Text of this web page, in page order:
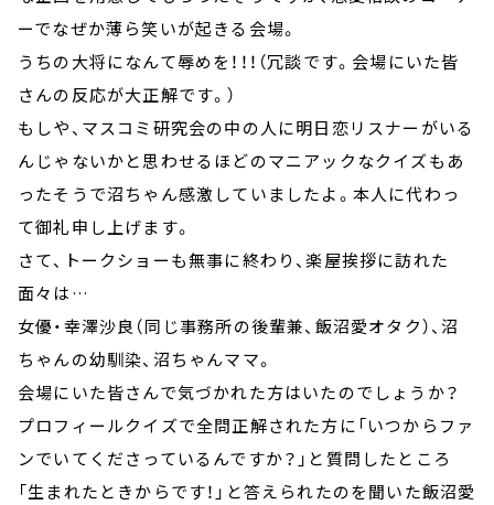
ーでなぜか薄ら笑いが起きる会場。
うちの大将になんて辱めを！！！（冗談です。会場にいた皆
さんの反応が大正解です。）
もしや、マスコミ研究会の中の人に明日恋リスナーがいる
んじゃないかと思わせるほどのマニアックなクイズもあ
ったそうで沼ちゃん感激していましたよ。本人に代わっ
て御礼申し上げます。
さて、トークショーも無事に終わり、楽屋挨拶に訪れた
面々は…
女優・幸澤沙良（同じ事務所の後輩兼、飯沼愛オタク）、沼
ちゃんの幼馴染、沼ちゃんママ。
会場にいた皆さんで気づかれた方はいたのでしょうか？
プロフィールクイズで全問正解された方に「いつからファ
ンでいてくださっているんですか？」と質問したところ
「生まれたときからです！」と答えられたのを聞いた飯沼愛